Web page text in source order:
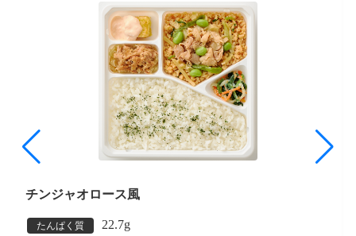
チンジャオロース風
たんぱく質 22.7g